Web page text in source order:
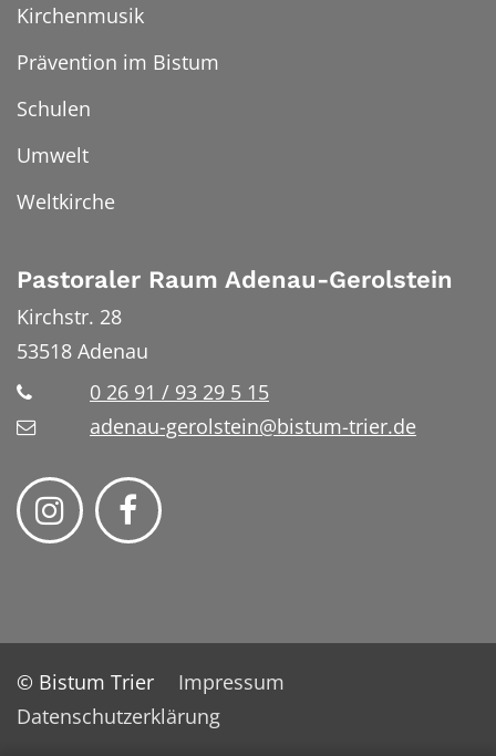
Kirchenmusik
Prävention im Bistum
Schulen
Umwelt
Weltkirche
Pastoraler Raum Adenau-Gerolstein
Kirchstr. 28
53518 Adenau
0 26 91 / 93 29 5 15
adenau-gerolstein@bistum-trier.de
© Bistum Trier
Impressum
Datenschutzerklärung